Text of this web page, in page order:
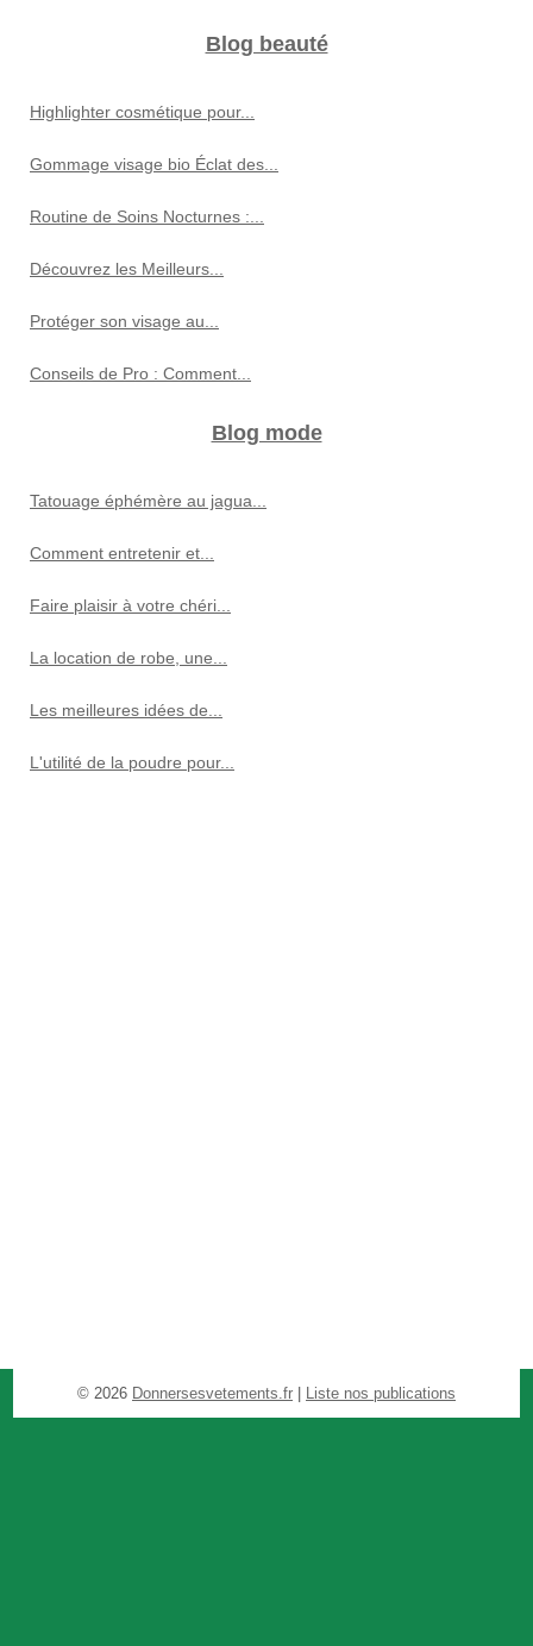
Blog beauté
Highlighter cosmétique pour...
Gommage visage bio Éclat des...
Routine de Soins Nocturnes :...
Découvrez les Meilleurs...
Protéger son visage au...
Conseils de Pro : Comment...
Blog mode
Tatouage éphémère au jagua...
Comment entretenir et...
Faire plaisir à votre chéri...
La location de robe, une...
Les meilleures idées de...
L'utilité de la poudre pour...
© 2026 Donnersesvetements.fr | Liste nos publications